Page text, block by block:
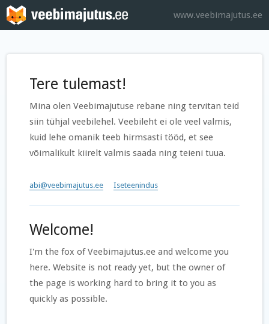
www.veebimajutus.ee
Tere tulemast!
Mina olen Veebimajutuse rebane ning tervitan teid
siin tühjal veebilehel. Veebileht ei ole veel valmis,
kuid lehe omanik teeb hirmsasti tööd, et see
võimalikult kiirelt valmis saada ning teieni tuua.
abi@veebimajutus.ee Iseteenindus
Welcome!
I'm the fox of Veebimajutus.ee and welcome you
here. Website is not ready yet, but the owner of
the page is working hard to bring it to you as
quickly as possible.